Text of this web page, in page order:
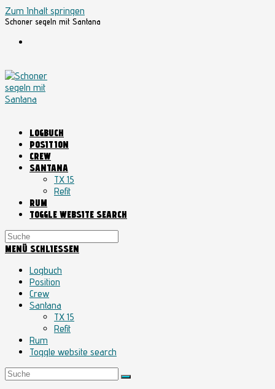
Zum Inhalt springen
Schoner segeln mit Santana
LOGBUCH
POSITION
CREW
SANTANA
TX 15
Refit
RUM
TOGGLE WEBSITE SEARCH
MENÜ SCHLIESSEN
Logbuch
Position
Crew
Santana
TX 15
Refit
Rum
Toggle website search